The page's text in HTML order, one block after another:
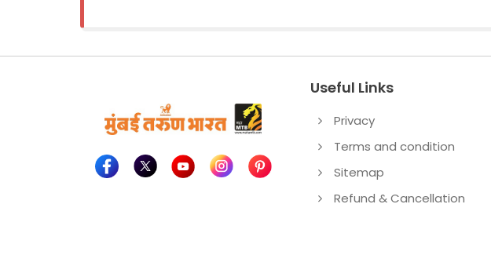
Useful Links
Privacy
Terms and condition
Sitemap
Refund & Cancellation